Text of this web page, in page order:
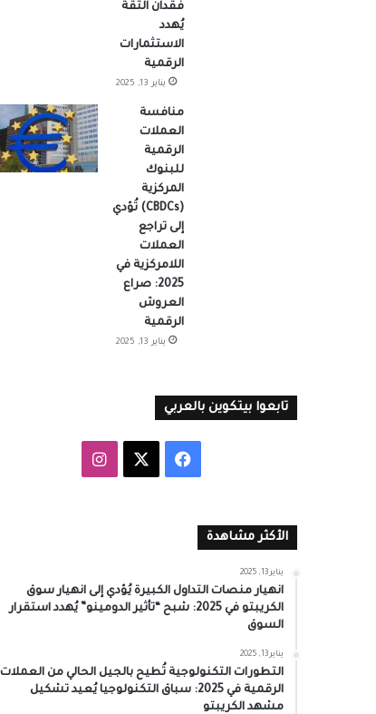
فقدان الثقة
يُهدد
الاستثمارات
الرقمية
يناير 13, 2025
منافسة
العملات
الرقمية
للبنوك
المركزية
(CBDCs) تُؤدي
إلى تراجع
العملات
اللامركزية في
2025: صراع
العروش
الرقمية
يناير 13, 2025
تابعوا بيتكوين بالعربي
فيسبوك انستقرام
الأكثر مشاهدة
يناير 13, 2025
انهيار منصات التداول الكبيرة يُؤدي إلى انهيار سوق
الكريبتو في 2025: شبح “تأثير الدومينو” يُهدد استقرار
السوق
يناير 13, 2025
التطورات التكنولوجية تُطيح بالجيل الحالي من العملات
الرقمية في 2025: سباق التكنولوجيا يُعيد تشكيل
مشهد الكريبتو